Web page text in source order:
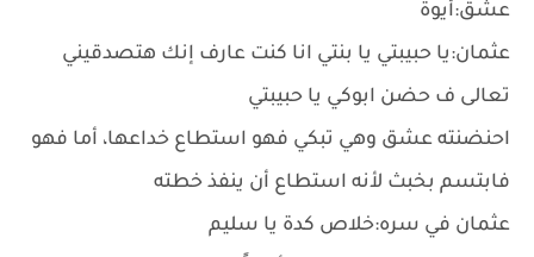
عشق:أيوة
عثمان:يا حبيبتي يا بنتي انا كنت عارف إنك هتصدقيني
تعالى ف حضن ابوكي يا حبيبتي
احنضنته عشق وهي تبكي فهو استطاع خداعها، أما فهو
فابتسم بخبث لأنه استطاع أن ينفذ خطته
عثمان في سره:خلاص كدة يا سليم